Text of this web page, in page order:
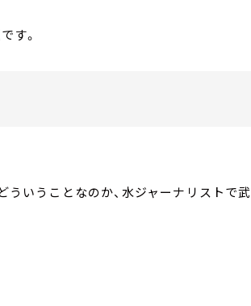
す。
ういうことなのか、水ジャーナリストで武